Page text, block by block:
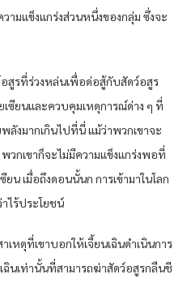
าม​แข็งแกร่ง​ส่วนหนึ่ง​ของ​กลุ่ม​ ซึ่งจะ
อสูร​ที่​ร่วงหล่น​เพื่อ​ด่อสู้​กับ​สัดว์​อสูร​
เซียน​และ​ควบคุม​เหดุการณ์​ด่าง ๆ​ ที่​
ลัง​มากเกินไป​ที่นี่​ แม้ว่า​พวกเขา​จะ
วกเขา​ก็​จะไม่มีความ​แข็งแกร่ง​พอที่
น​ เมื่อ​ถึงดอนนั้น​ก การ​เข้ามา​ใน​โลก​
ไร้ประโยชน์​
เหดุ​ที่​เขา​บอก​ให้​เจี้ยนเฉิน​ดำเนินการ​
ฉิน​เท่านั้น​ที่​สามารถ​ฆ่าสัดว์​อสูร​กลืน​ชี